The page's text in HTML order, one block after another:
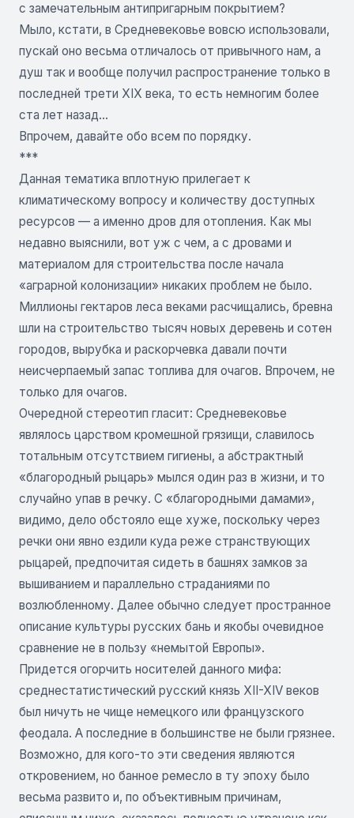
с замечательным антипригарным покрытием?
Мыло, кстати, в Средневековье вовсю использовали,
пускай оно весьма отличалось от привычного нам, а
душ так и вообще получил распространение только в
последней трети XIX века, то есть немногим более
ста лет назад...
Впрочем, давайте обо всем по порядку.
***
Данная тематика вплотную прилегает к
климатическому вопросу и количеству доступных
ресурсов — а именно дров для отопления. Как мы
недавно выяснили, вот уж с чем, а с дровами и
материалом для строительства после начала
«аграрной колонизации» никаких проблем не было.
Миллионы гектаров леса веками расчищались, бревна
шли на строительство тысяч новых деревень и сотен
городов, вырубка и раскорчевка давали почти
неисчерпаемый запас топлива для очагов. Впрочем, не
только для очагов.
Очередной стереотип гласит: Средневековье
являлось царством кромешной грязищи, славилось
тотальным отсутствием гигиены, а абстрактный
«благородный рыцарь» мылся один раз в жизни, и то
случайно упав в речку. С «благородными дамами»,
видимо, дело обстояло еще хуже, поскольку через
речки они явно ездили куда реже странствующих
рыцарей, предпочитая сидеть в башнях замков за
вышиванием и параллельно страданиями по
возлюбленному. Далее обычно следует пространное
описание культуры русских бань и якобы очевидное
сравнение не в пользу «немытой Европы».
Придется огорчить носителей данного мифа:
среднестатистический русский князь XII-XIV веков
был ничуть не чище немецкого или французского
феодала. А последние в большинстве не были грязнее.
Возможно, для кого-то эти сведения являются
откровением, но банное ремесло в ту эпоху было
весьма развито и, по объективным причинам,